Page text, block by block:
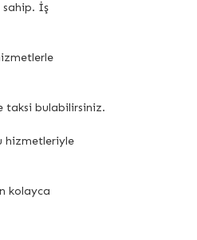
sahip. İş
taksi bulabilirsiniz.
hizmetleriyle
kolayca